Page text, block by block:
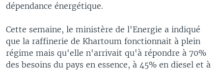
dépendance énergétique.
Cette semaine, le ministère de l'Energie a indiqué
que la raffinerie de Khartoum fonctionnait à plein
régime mais qu'elle n'arrivait qu'à répondre à 70%
des besoins du pays en essence, à 45% en diesel et à